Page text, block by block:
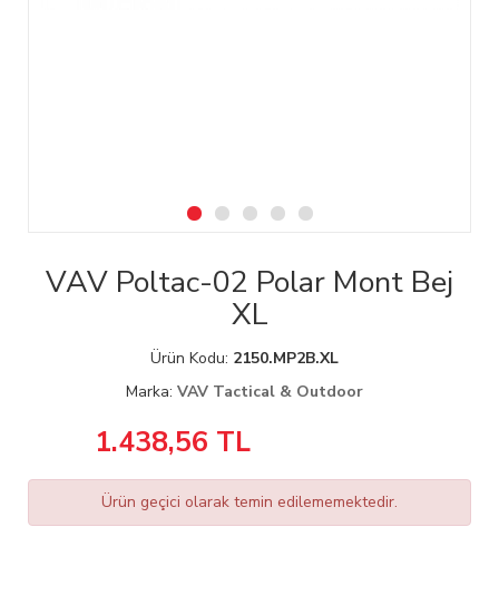
VAV Poltac-02 Polar Mont Bej
XL
Ürün Kodu: 2150.MP2B.XL
Marka: VAV Tactical & Outdoor
1.438,56 TL
Ürün geçici olarak temin edilememektedir.